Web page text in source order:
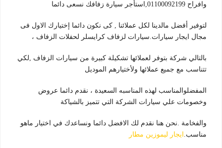
وافراح 01100092199,استأجر سيارة زفافك نسعى دائما
لتوفير أفضل مالدينا لكل عملائنا , كى نكون دائما إختيارك الاول فى
مجال ايجار سيارات.سيارات لزفاف كرايسلر لحفلات الزفاف ،
بالتالي شركة بتوفر لعملائها تشكيلة كبيرة من سيارات الزفاف ,لكي
تتناسب مع جميع عملائها ولأختيارهم الموديل
المفضلوالمناسب لهذه المناسبه السعيدة ، نقدم دائما عروض
وخصومات علي سيارات الشركة التي تتميز بالشياكة
والفخامة .نحن هنا نقدم لك الافضل دائما ونساعدك في اختيار ماهو
مناسب. ايجار ليموزين مطار